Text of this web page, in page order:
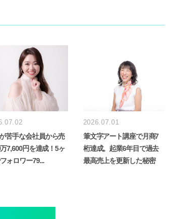
苦手な会社員から売
万7,600円を達成！5ヶ
ォロワー79...
2026.07.01
筆文字アート講座で月商7
桁達成。起業6年目で過去
最高売上を更新した秘密